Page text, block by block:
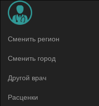
Сменить регион
Сменить город
Другой врач
Расценки